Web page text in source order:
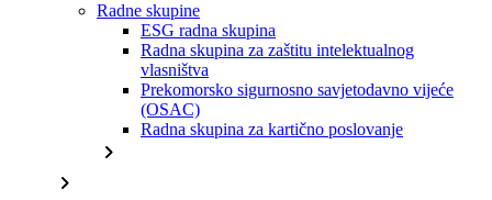
Radne skupine
ESG radna skupina
Radna skupina za zaštitu intelektualnog
vlasništva
Prekomorsko sigurnosno savjetodavno vijeće
(OSAC)
Radna skupina za kartično poslovanje
chevron_right
chevron_right